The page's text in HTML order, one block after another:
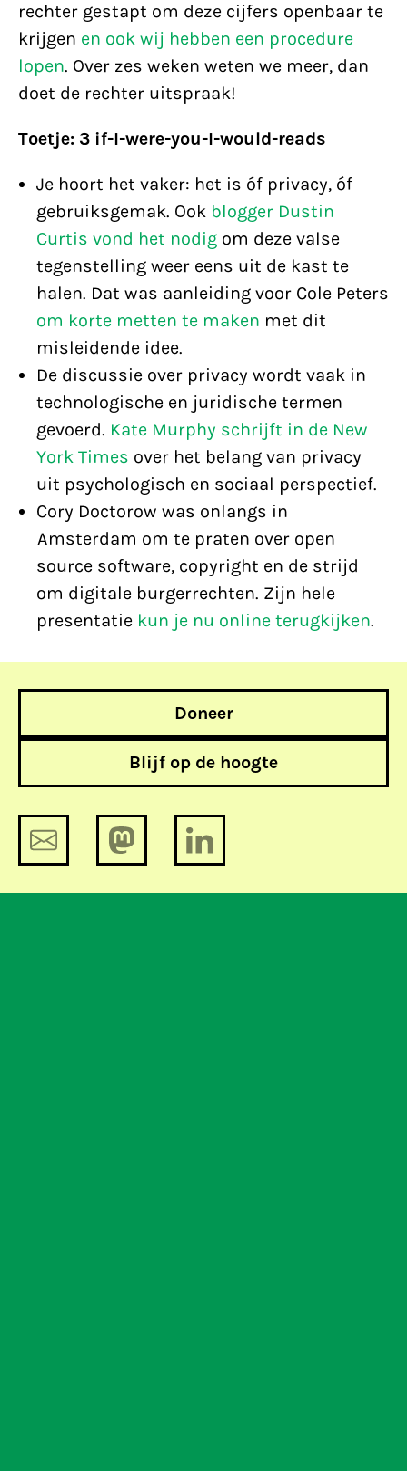
rechter gestapt om deze cijfers openbaar te
krijgen en ook wij hebben een procedure
lopen. Over zes weken weten we meer, dan
doet de rechter uitspraak!
Toetje: 3 if-I-were-you-I-would-reads
Je hoort het vaker: het is óf privacy, óf
gebruiksgemak. Ook blogger Dustin
Curtis vond het nodig om deze valse
tegenstelling weer eens uit de kast te
halen. Dat was aanleiding voor Cole Peters
om korte metten te maken met dit
misleidende idee.
De discussie over privacy wordt vaak in
technologische en juridische termen
gevoerd. Kate Murphy schrijft in de New
York Times over het belang van privacy
uit psychologisch en sociaal perspectief.
Cory Doctorow was onlangs in
Amsterdam om te praten over open
source software, copyright en de strijd
om digitale burgerrechten. Zijn hele
presentatie kun je nu online terugkijken.
Doneer
Blijf op de hoogte